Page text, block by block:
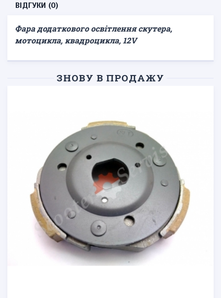
ВІДГУКИ (0)
Фара додаткового освітлення скутера,
мотоцикла, квадроцикла, 12V
ЗНОВУ В ПРОДАЖУ